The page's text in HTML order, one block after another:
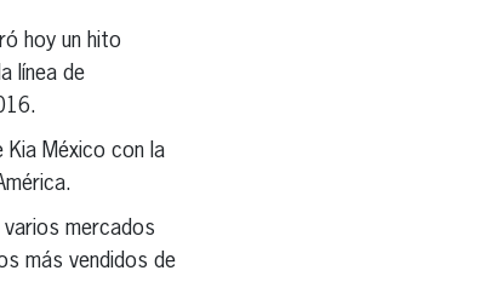
hoy un hito
línea de
Kia México con la
mercados
más vendidos de